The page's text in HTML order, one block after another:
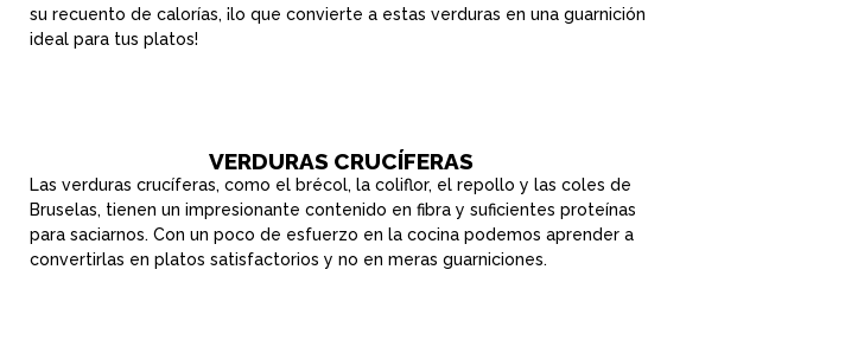
su recuento de calorías, ¡lo que convierte a estas verduras en una guarnición
ideal para tus platos!
VERDURAS CRUCÍFERAS
Las verduras crucíferas, como el brécol, la coliflor, el repollo y las coles de
Bruselas, tienen un impresionante contenido en fibra y suficientes proteínas
para saciarnos. Con un poco de esfuerzo en la cocina podemos aprender a
convertirlas en platos satisfactorios y no en meras guarniciones.